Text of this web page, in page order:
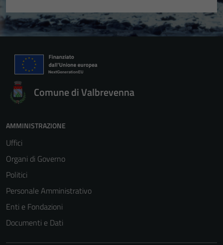
Comune di Valbrevenna
AMMINISTRAZIONE
Uffici
Organi di Governo
Politici
Personale Amministrativo
Enti e Fondazioni
Documenti e Dati